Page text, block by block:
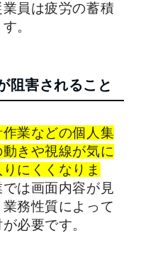
員は疲労の蓄積
。
阻害されること
業などの個人集
きや視線が気に
にくくなりま
は画面内容が見
務性質によって
必要です。